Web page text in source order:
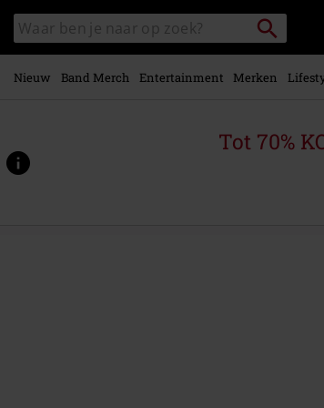
naar
hoofdinhoud
Zoek
in
catalogus
Packstation
zoeken
Nieuw Band Merch Entertainment Merken
Tot 70%